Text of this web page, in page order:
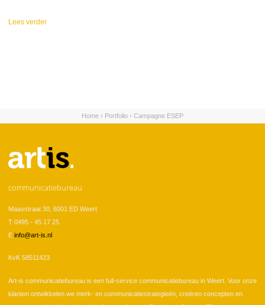
Lees verder
U bent hier
Home › Portfolio › Campagne ESEP
communicatiebureau
Maasstraat 30, 6001 ED Weert
T 0495 - 45 17 25
E info@art-is.nl
KvK 58511423
Art-is communicatiebureau is een full-service communicatiebureau in Weert. Voor onze
klanten ontwikkelen we merk- en communicatiestrategieën, creëren concepten en